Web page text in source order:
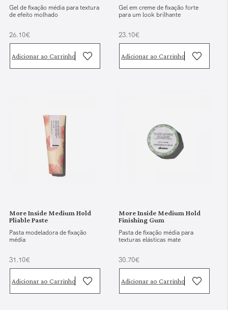
Gel de fixação média para textura
de efeito molhado
26.10€
Adicionar ao Carrinho
Gel em creme de fixação forte
para um look brilhante
23.10€
Adicionar ao Carrinho
More Inside Medium Hold
Pliable Paste
Pasta modeladora de fixação
média
31.10€
Adicionar ao Carrinho
More Inside Medium Hold
Finishing Gum
Pasta de fixação média para
texturas elásticas mate
30.70€
Adicionar ao Carrinho